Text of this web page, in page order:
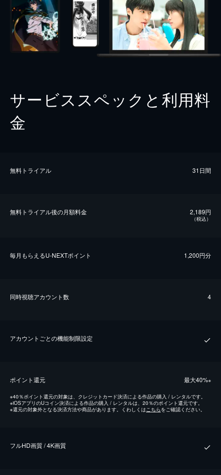
サービススペックと利用料
金
無料トライアル 31日間
無料トライアル後の⽉額料金 2,189円
（税込）
毎⽉もらえるU-NEXTポイント 1,200円分
同時視聴アカウント数 4
アカウントごとの機能制限設定
ポイント還元 最⼤40%※
※40％ポイント還元の対象は、クレジットカード決済による作品の購入 / レンタルです。
※iOSアプリのUコイン決済による作品の購入 / レンタルは、20％のポイント還元です。
※還元の対象外となる決済方法や商品があります。くわしくはこちらをご確認ください。
フルHD画質 / 4K画質